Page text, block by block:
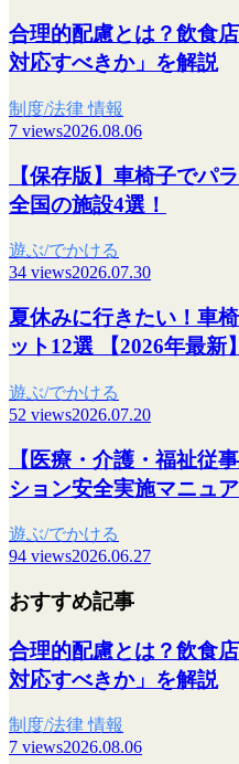
合理的配慮とは？飲食
対応すべきか」を解説
制度/法律 情報
7 views2026.08.06
【保存版】車椅子でパ
全国の施設4選！
遊ぶ/でかける
34 views2026.07.30
夏休みに行きたい！車
ット12選 【2026年最新】
遊ぶ/でかける
52 views2026.07.20
【医療・介護・福祉従
ション安全実施マニュア
遊ぶ/でかける
94 views2026.06.27
おすすめ記事
合理的配慮とは？飲食
対応すべきか」を解説
制度/法律 情報
7 views2026.08.06